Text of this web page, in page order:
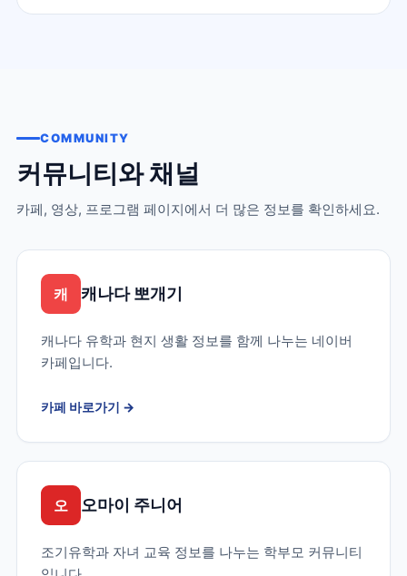
COMMUNITY
커뮤니티와 채널
카페, 영상, 프로그램 페이지에서 더 많은 정보를 확인하세요.
캐 캐나다 뽀개기
캐나다 유학과 현지 생활 정보를 함께 나누는 네이버
카페입니다.
카페 바로가기 →
오 오마이 주니어
조기유학과 자녀 교육 정보를 나누는 학부모 커뮤니티